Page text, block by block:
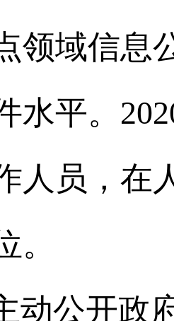
领域信息
水平。
人员，在
。
动公开政